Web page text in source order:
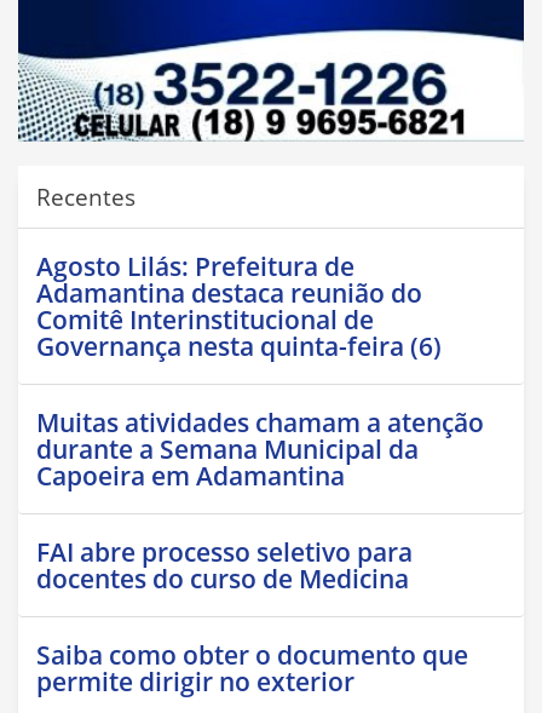
Recentes
Agosto Lilás: Prefeitura de
Adamantina destaca reunião do
Comitê Interinstitucional de
Governança nesta quinta-feira (6)
Muitas atividades chamam a atenção
durante a Semana Municipal da
Capoeira em Adamantina
FAI abre processo seletivo para
docentes do curso de Medicina
Saiba como obter o documento que
permite dirigir no exterior